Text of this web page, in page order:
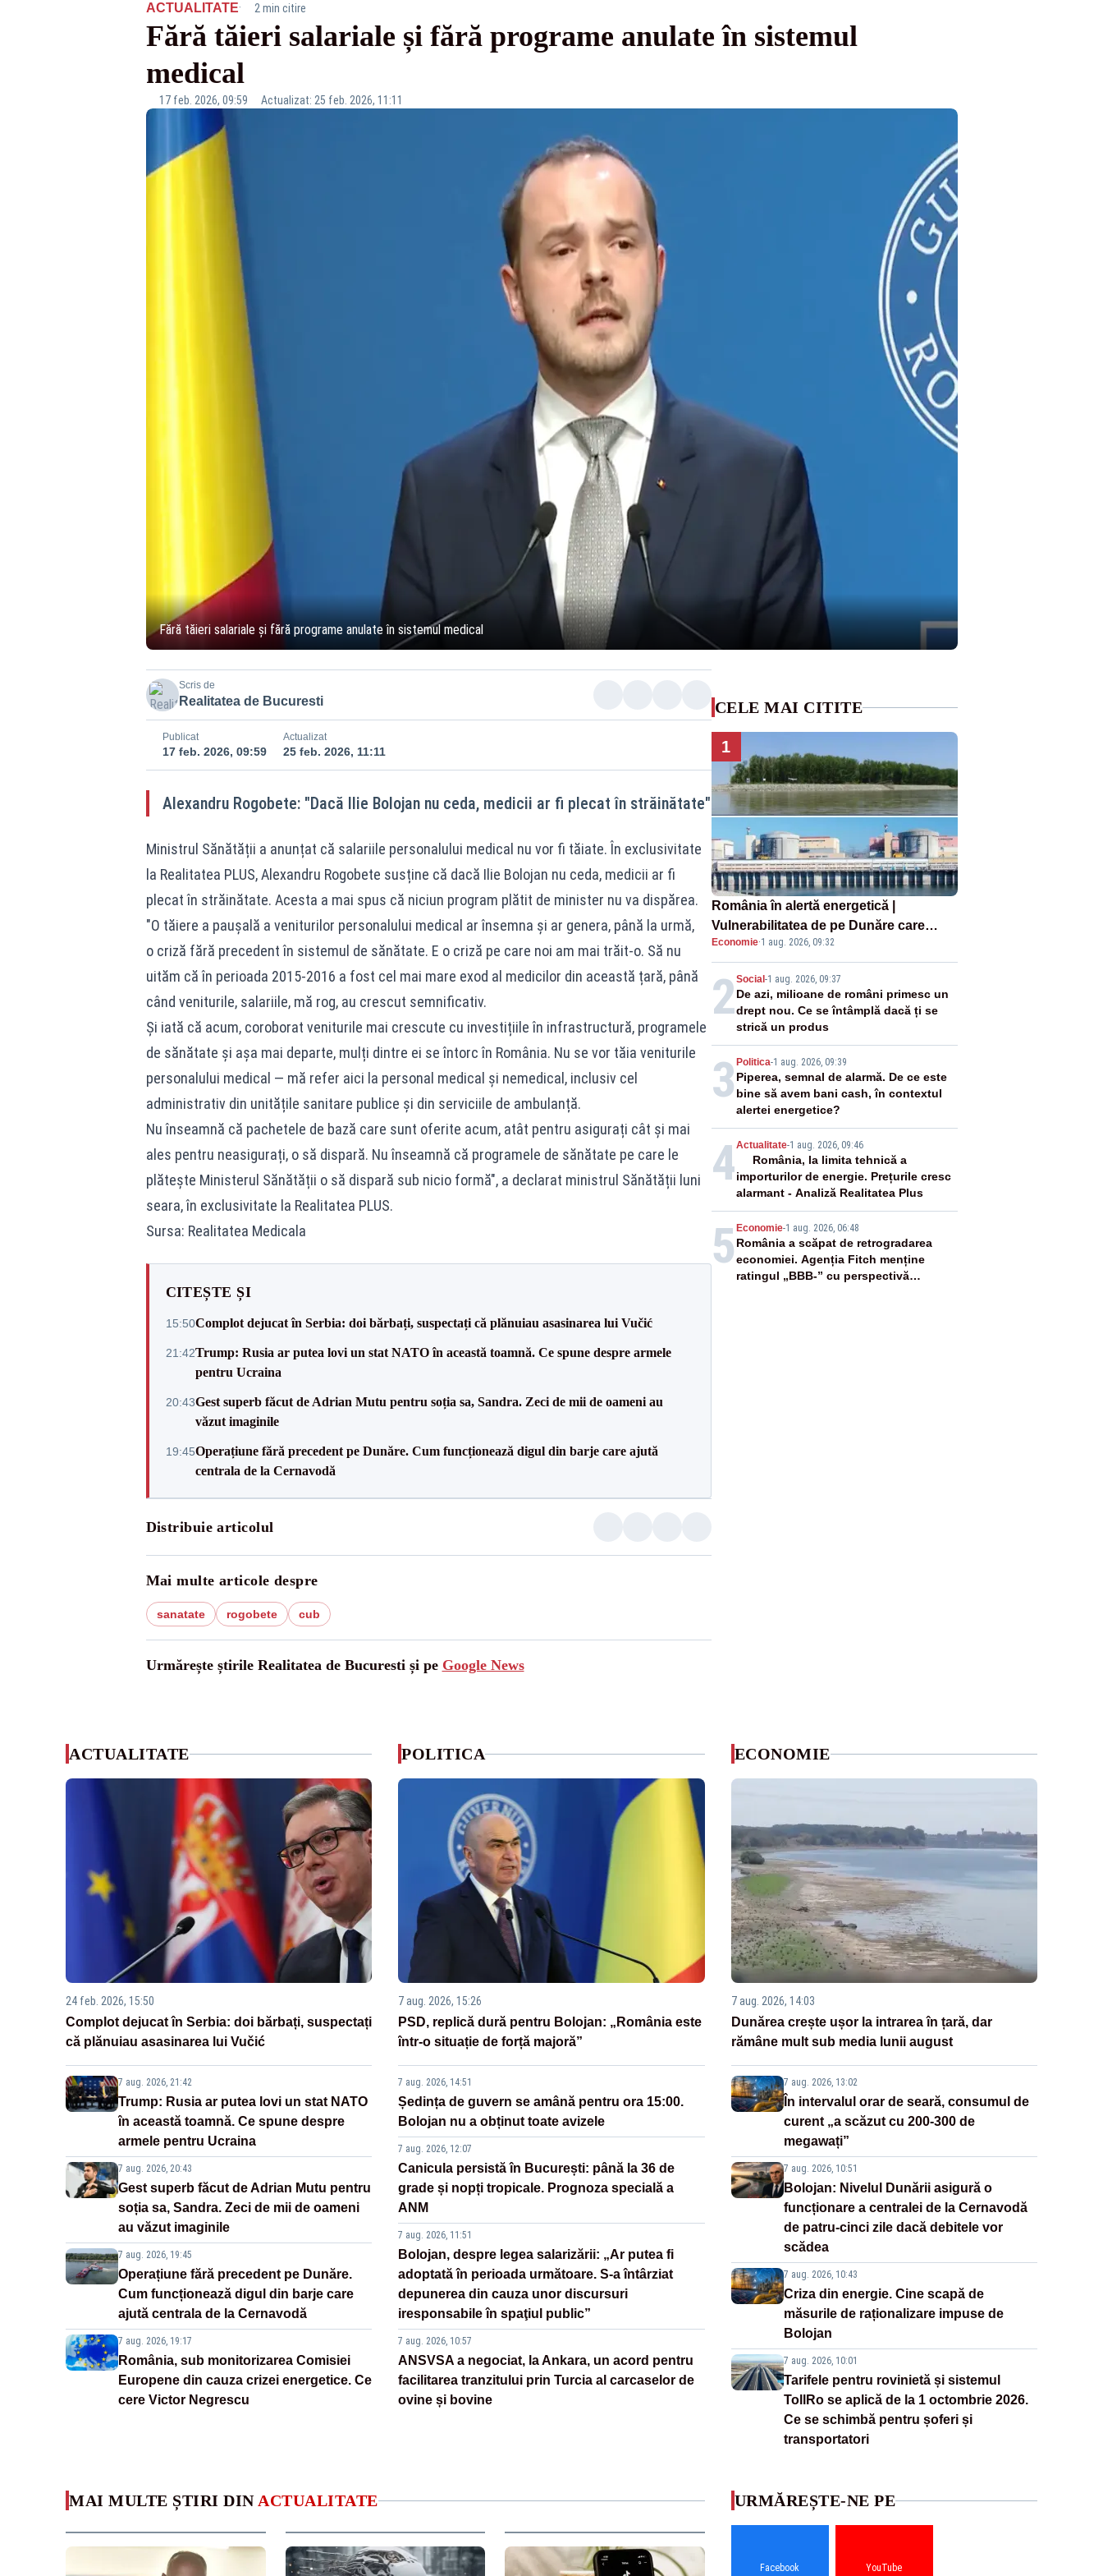
ACTUALITATE· 2 min citire
Fără tăieri salariale și fără programe anulate în sistemul
medical
17 feb. 2026, 09:59 Actualizat: 25 feb. 2026, 11:11
Fără tăieri salariale și fără programe anulate în sistemul medical
Scris de
Realitatea de Bucuresti
Publicat
17 feb. 2026, 09:59
Actualizat
25 feb. 2026, 11:11
Alexandru Rogobete: "Dacă Ilie Bolojan nu ceda, medicii ar fi plecat în străinătate"
Ministrul Sănătății a anunțat că salariile personalului medical nu vor fi tăiate. În exclusivitate
la Realitatea PLUS, Alexandru Rogobete susține că dacă Ilie Bolojan nu ceda, medicii ar fi
plecat în străinătate. Acesta a mai spus că niciun program plătit de minister nu va dispărea.
"O tăiere a paușală a veniturilor personalului medical ar însemna și ar genera, până la urmă,
o criză fără precedent în sistemul de sănătate. E o criză pe care noi am mai trăit-o. Să nu
uităm că în perioada 2015-2016 a fost cel mai mare exod al medicilor din această țară, până
când veniturile, salariile, mă rog, au crescut semnificativ.
Și iată că acum, coroborat veniturile mai crescute cu investițiile în infrastructură, programele
de sănătate și așa mai departe, mulți dintre ei se întorc în România. Nu se vor tăia veniturile
personalului medical — mă refer aici la personal medical și nemedical, inclusiv cel
administrativ din unitățile sanitare publice și din serviciile de ambulanță.
Nu înseamnă că pachetele de bază care sunt oferite acum, atât pentru asigurați cât și mai
ales pentru neasigurați, o să dispară. Nu înseamnă că programele de sănătate pe care le
plătește Ministerul Sănătății o să dispară sub nicio formă", a declarat ministrul Sănătății luni
seara, în exclusivitate la Realitatea PLUS.
Sursa: Realitatea Medicala
CITEȘTE ȘI
15:50Complot dejucat în Serbia: doi bărbați, suspectați că plănuiau asasinarea lui Vučić
21:42Trump: Rusia ar putea lovi un stat NATO în această toamnă. Ce spune despre armele
pentru Ucraina
20:43Gest superb făcut de Adrian Mutu pentru soția sa, Sandra. Zeci de mii de oameni au
văzut imaginile
19:45Operațiune fără precedent pe Dunăre. Cum funcționează digul din barje care ajută
centrala de la Cernavodă
Distribuie articolul
Mai multe articole despre
sanatate rogobete cub
Urmărește știrile Realitatea de Bucuresti și pe Google News
CELE MAI CITITE
1
România în alertă energetică |
Vulnerabilitatea de pe Dunăre care
pune în pericol Centrala Cernavodă era
cunoscută de pe vremea lui Ceaușescu
Economie·1 aug. 2026, 09:32
2Social -1 aug. 2026, 09:37
De azi, milioane de români primesc un
drept nou. Ce se întâmplă dacă ți se
strică un produs
3 Politica-1 aug. 2026, 09:39
Piperea, semnal de alarmă. De ce este
bine să avem bani cash, în contextul
alertei energetice?
4Actualitate-1 aug. 2026, 09:46
România, la limita tehnică a
importurilor de energie. Prețurile cresc
alarmant - Analiză Realitatea Plus
5 Economie-1 aug. 2026, 06:48
România a scăpat de retrogradarea
economiei. Agenția Fitch menține
ratingul „BBB-” cu perspectivă
ACTUALITATE
24 feb. 2026, 15:50
Complot dejucat în Serbia: doi bărbați, suspectați
că plănuiau asasinarea lui Vučić
7 aug. 2026, 21:42
Trump: Rusia ar putea lovi un stat NATO
în această toamnă. Ce spune despre
armele pentru Ucraina
7 aug. 2026, 20:43
Gest superb făcut de Adrian Mutu pentru
soția sa, Sandra. Zeci de mii de oameni
au văzut imaginile
7 aug. 2026, 19:45
Operațiune fără precedent pe Dunăre.
Cum funcționează digul din barje care
ajută centrala de la Cernavodă
7 aug. 2026, 19:17
România, sub monitorizarea Comisiei
Europene din cauza crizei energetice. Ce
cere Victor Negrescu
POLITICA
7 aug. 2026, 15:26
PSD, replică dură pentru Bolojan: „România este
într-o situație de forță majoră”
7 aug. 2026, 14:51
Ședința de guvern se amână pentru ora 15:00.
Bolojan nu a obținut toate avizele
7 aug. 2026, 12:07
Canicula persistă în București: până la 36 de
grade și nopți tropicale. Prognoza specială a
ANM
7 aug. 2026, 11:51
Bolojan, despre legea salarizării: „Ar putea fi
adoptată în perioada următoare. S-a întârziat
depunerea din cauza unor discursuri
iresponsabile în spaţiul public”
7 aug. 2026, 10:57
ANSVSA a negociat, la Ankara, un acord pentru
facilitarea tranzitului prin Turcia al carcaselor de
ovine și bovine
ECONOMIE
7 aug. 2026, 14:03
Dunărea crește ușor la intrarea în țară, dar
rămâne mult sub media lunii august
7 aug. 2026, 13:02
În intervalul orar de seară, consumul de
curent „a scăzut cu 200-300 de
megawați”
7 aug. 2026, 10:51
Bolojan: Nivelul Dunării asigură o
funcționare a centralei de la Cernavodă
de patru-cinci zile dacă debitele vor
scădea
7 aug. 2026, 10:43
Criza din energie. Cine scapă de
măsurile de raționalizare impuse de
Bolojan
7 aug. 2026, 10:01
Tarifele pentru rovinietă și sistemul
TollRo se aplică de la 1 octombrie 2026.
Ce se schimbă pentru șoferi și
transportatori
MAI MULTE ȘTIRI DIN ACTUALITATE URMĂREȘTE-NE PE
Facebook YouTube